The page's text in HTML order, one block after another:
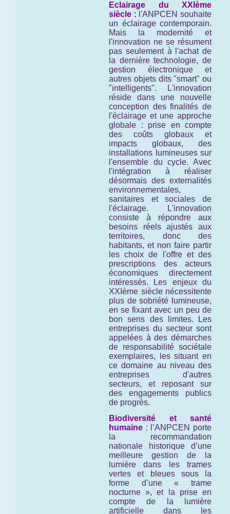
Eclairage du XXIème
siècle : l'ANPCEN souhaite
un éclairage contemporain.
Mais la modernité et
l'innovation ne se résument
pas seulement à l'achat de
la dernière technologie, de
gestion électronique et
autres objets dits "smart" ou
"intelligents". L'innovation
réside dans une nouvelle
conception des finalités de
l'éclairage et une approche
globale : prise en compte
des coûts globaux et
impacts globaux, des
installations lumineuses sur
l'ensemble du cycle. Avec
l'intégration à réaliser
désormais des externalités
environnementales,
sanitaires et sociales de
l'éclairage. L'innovation
consiste à répondre aux
besoins réels ajustés aux
territoires, donc des
habitants, et non faire partir
les choix de l'offre et des
prescriptions des acteurs
économiques directement
intéressés. Les enjeux du
XXIème siècle nécessitente
plus de sobriété lumineuse,
en se fixant avec un peu de
bon sens des limites. Les
entreprises du secteur sont
appelées à des démarches
de responsabilité sociétale
exemplaires, les situant en
ce domaine au niveau des
entreprises d'autres
secteurs, et reposant sur
des engagements publics
de progrès.
Biodiversité et santé
humaine : l’ANPCEN porte
la recommandation
nationale historique d’une
meilleure gestion de la
lumière dans les trames
vertes et bleues sous la
forme d’une « trame
nocturne », et la prise en
compte de la lumière
artificielle dans les